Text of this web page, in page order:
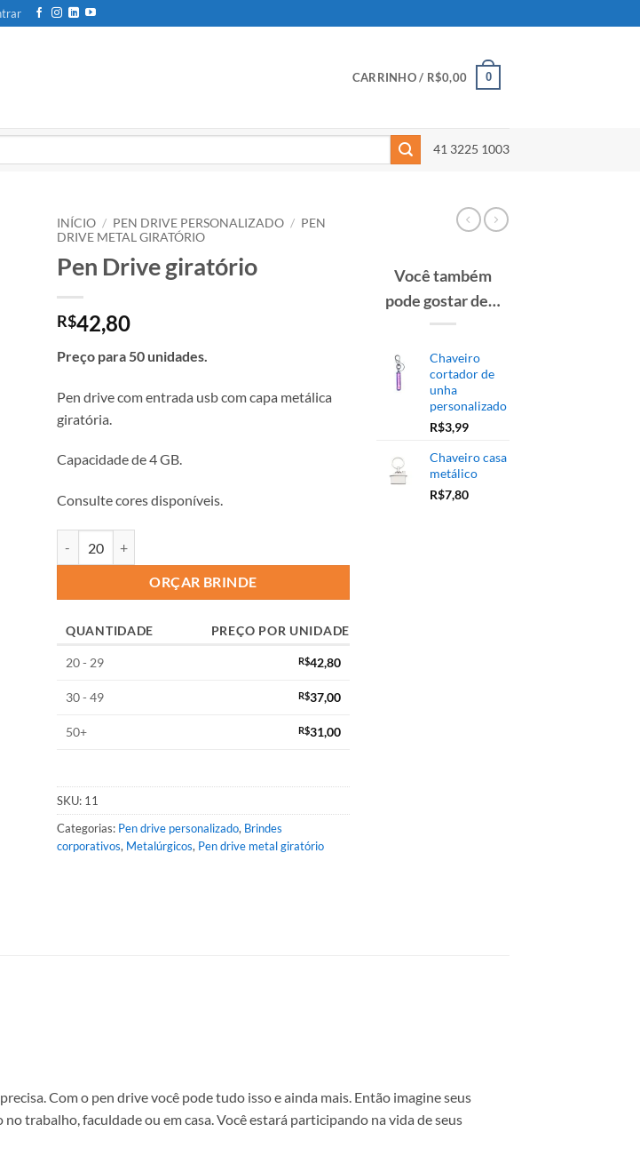
CARRINHO / R$0,00 0
41 3225 1003
INÍCIO / PEN DRIVE PERSONALIZADO / PEN
DRIVE METAL GIRATÓRIO
Pen Drive giratório
R$42,80
Preço para 50 unidades.
Pen drive com entrada usb com capa metálica
giratória.
Capacidade de 4 GB.
Consulte cores disponíveis.
ORÇAR BRINDE
QUANTIDADE PREÇO POR UNIDADE
20 - 29 R$42,80
30 - 49 R$37,00
50+ R$31,00
SKU: 11
Categorias: Pen drive personalizado, Brindes
corporativos, Metalúrgicos, Pen drive metal giratório
Você também
pode gostar de…
Chaveiro
cortador de
unha
personalizado
R$3,99
Chaveiro casa
metálico
R$7,80
Com o pen drive você pode tudo isso e ainda mais. Então imagine seus
trabalho, faculdade ou em casa. Você estará participando na vida de seus